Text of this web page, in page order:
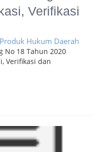
Verifikasi
Hukum Daerah
No 18 Tahun 2020
Verifikasi dan